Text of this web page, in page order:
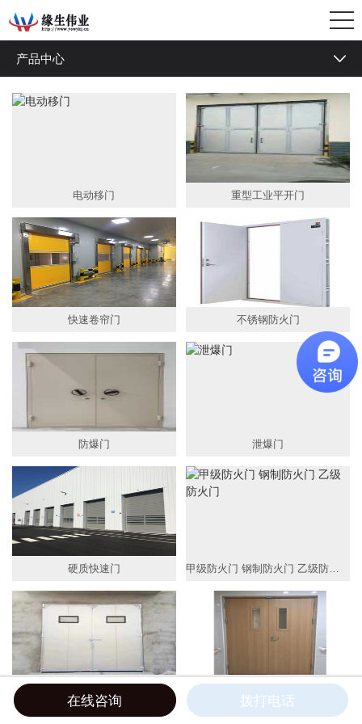
产品中心
快速门
防爆窗
泄爆窗
隔音门
防火门
钢质平开门
平移门
工业门
卷帘门
折叠门
百叶门窗
伸缩门
防弹窗
电动移门 重型工业平开门
快速卷帘门 不锈钢防火门
防爆门 泄爆门
硬质快速门 甲级防火门 钢制防火门 乙级防火门
保温工业平开门 木纹转印钢质防火门
电话咨询 联系我们
在线咨询 拨打电话